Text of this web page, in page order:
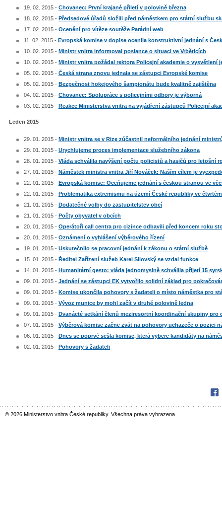
19. 02. 2015 - Chovanec: První krajané přiletí v polovině března
18. 02. 2015 - Předsedové úřadů složili před náměstkem pro státní službu
17. 02. 2015 - Ocenění pro vítěze soutěže Parádní web
11. 02. 2015 - Evropská komise v dopise ocenila konstruktivní jednání s
10. 02. 2015 - Ministr vnitra informoval poslance o situaci ve Vrběticích
10. 02. 2015 - Ministr vnitra požádal rektora Policejní akademie o vysvětlení
05. 02. 2015 - Česká strana znovu jednala se zástupci Evropské komise
05. 02. 2015 - Bezpečnost hokejového šampionátu bude kvalitně zajištěna
04. 02. 2015 - Chovanec: Spolupráce s policejními odbory je výborná
03. 02. 2015 - Reakce Ministerstva vnitra na vyjádření zástupců Policejní
Leden 2015
29. 01. 2015 - Ministr vnitra se v Rize zúčastnil neformálního jednání
29. 01. 2015 - Urychlujeme proces implementace služebního zákona
28. 01. 2015 - Vláda schválila navýšení počtu policistů a hasičů pro letošní
27. 01. 2015 - Náměstek ministra vnitra Jiří Nováček: Naším cílem je
22. 01. 2015 - Evropská komise: Oceňujeme jednání s českou stranou ve
22. 01. 2015 - Problematika extremismu na území České republiky ve
21. 01. 2015 - Dodatečné volby do zastupitelstev obcí
21. 01. 2015 - Počty obyvatel v obcích
20. 01. 2015 - Operátoři call centra pro cizince odbavili před koncem roku
20. 01. 2015 - Oznámení o vyhlášení výběrového řízení
19. 01. 2015 - Uskutečnilo se pracovní jednání k zákonu o státní službě
15. 01. 2015 - Ředitel Zařízení služeb Karel Silovský se vzdal funkce
14. 01. 2015 - Humanitární gesto: vláda jednomyslně schválila přijetí 15
09. 01. 2015 - Jednání se zástupci EK vytvořilo solidní základ pro
09. 01. 2015 - Komise ukončila pohovory s žadateli o místo náměstka pro
09. 01. 2015 - Vývoz munice by mohl začít v druhé polovině ledna
09. 01. 2015 - Dvanácté setkání členů meziresortní koordinační skupiny
07. 01. 2015 - Výběrová komise začne zvát na pohovory uchazeče o pozici
06. 01. 2015 - Dnes se poprvé sešla komise, která vybere kandidáty na
02. 01. 2015 - Pohovory s žadateli
© 2026 Ministerstvo vnitra České republiky. Všechna práva vyhrazena.